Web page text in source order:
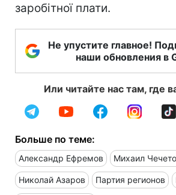
заробітної плати.
Не упустите главное!
наши обновления в
Или читайте нас там, где
Больше по теме:
Александр Ефремов Михаил
Николай Азаров Партия регионов